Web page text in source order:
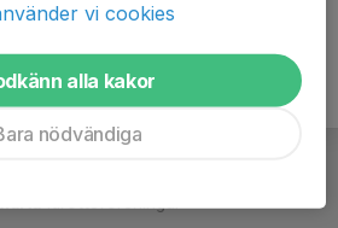
idrottsföreningar
vi cookies
alla kakor
nödvändiga